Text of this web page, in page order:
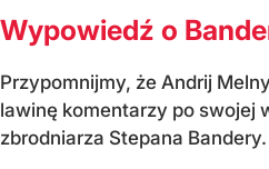
Wypowiedź o
Przypomnijmy, że Andrij
lawinę komentarzy po swojej
zbrodniarza Stepana Bandery.